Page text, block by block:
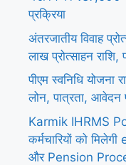
प्रक्रिया
अंतरजातीय विवाह
लाख प्रोत्साहन
पीएम स्वनिधि
लोन, पात्रता, आवेदन
Karmik IHRMS
कर्मचारियों को
और Pension